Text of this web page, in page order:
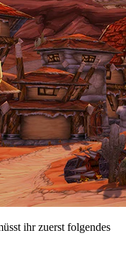
ihr zuerst folgendes